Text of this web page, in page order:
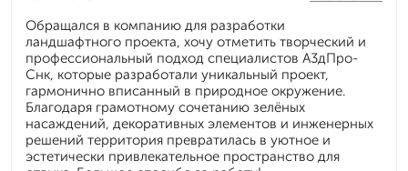
Обращался в компанию для разработки
ландшафтного проекта, хочу отметить творческий и
профессиональный подход специалистов А3дПро-
Снк, которые разработали уникальный проект,
гармонично вписанный в природное окружение.
Благодаря грамотному сочетанию зелёных
насаждений, декоративных элементов и инженерных
решений территория превратилась в уютное и
эстетически привлекательное пространство для